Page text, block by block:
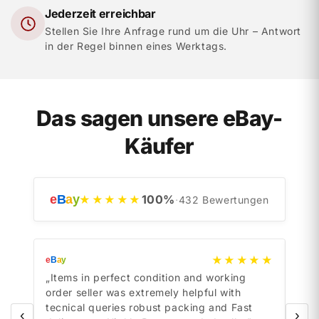
Jederzeit erreichbar
Stellen Sie Ihre Anfrage rund um die Uhr – Antwort
in der Regel binnen eines Werktags.
Das sagen unsere eBay-
Käufer
eBay★★★★★ 100%·432 Bewertungen
‹
eBay ★★★★★
„Items in perfect condition and working
order seller was extremely helpful with
tecnical queries robust packing and Fast
›